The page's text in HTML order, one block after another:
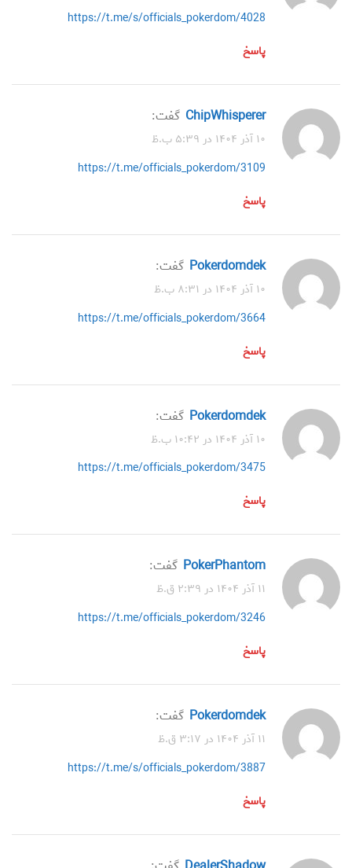
https://t.me/s/officials_pokerdom/4028
پاسخ
ChipWhisperer گفت:
۱۰ آذر ۱۴۰۴ در ۵:۳۹ ب.ظ
https://t.me/officials_pokerdom/3109
پاسخ
Pokerdomdek گفت:
۱۰ آذر ۱۴۰۴ در ۸:۳۱ ب.ظ
https://t.me/officials_pokerdom/3664
پاسخ
Pokerdomdek گفت:
۱۰ آذر ۱۴۰۴ در ۱۰:۴۲ ب.ظ
https://t.me/officials_pokerdom/3475
پاسخ
PokerPhantom گفت:
۱۱ آذر ۱۴۰۴ در ۲:۳۹ ق.ظ
https://t.me/officials_pokerdom/3246
پاسخ
Pokerdomdek گفت:
۱۱ آذر ۱۴۰۴ در ۳:۱۷ ق.ظ
https://t.me/s/officials_pokerdom/3887
پاسخ